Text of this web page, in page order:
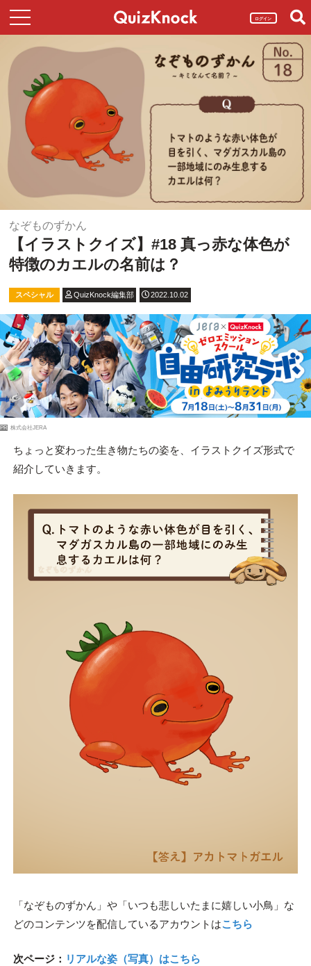
ログイン
なぞものずかん
【イラストクイズ】#18 真っ赤な体色が
特徴のカエルの名前は？
スペシャル QuizKnock編集部 2022.10.02
PR 株式会社JERA
ちょっと変わった生き物たちの姿を、イラストクイズ形式で
紹介していきます。
「なぞものずかん」や「いつも悲しいたまに嬉しい小鳥」な
どのコンテンツを配信しているアカウントはこちら
次ページ： リアルな姿（写真）はこちら